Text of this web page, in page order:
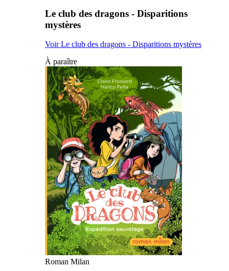
Le club des dragons - Disparitions
mystères
Voir Le club des dragons - Disparitions mystères
À paraître
Roman Milan